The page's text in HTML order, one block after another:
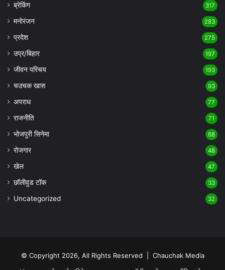
ब्रेकिंग 317
मनोरंजन 283
प्रदेश 275
उप्र/बिहार 197
जीवन परिचय 193
चउचक खास 93
अपराध 77
राजनीति 71
भोजपुरी सिनेमा 68
रोजगार 48
खेल 47
छॉलीवुड टॉक 33
Uncategorized 32
© Copyright 2026, All Rights Reserved | Chauchak Media